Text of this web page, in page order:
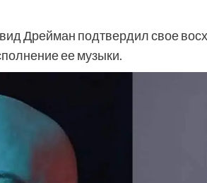
Дрейман подтвердил свое
ее музыки.